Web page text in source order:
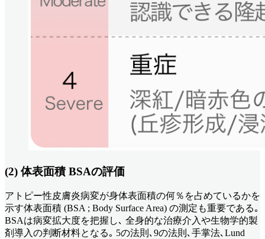
(2) 体表面積 BSAの評価
アトピー性皮膚炎病変が身体表面積の何％を占めているかを
示す体表面積 (BSA ; Body Surface Area) の測定も重要である｡
BSAは病変拡大度を把握し､ 全身的な治療介入や生物学的製
剤導入の判断材料となる｡ 5の法則､9の法則､手掌法､Lund